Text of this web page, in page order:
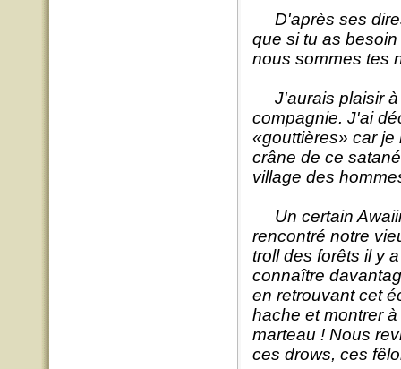
D'après ses
que si tu as
nous sommes tes
J'aurais plaisir à
compagnie. J'ai
«gouttières» car
crâne de ce
village des
Un certain
rencontré notre
troll des forêts il y
connaître
en retrouvant cet
hache et montrer
marteau ! Nous
ces drows, ces